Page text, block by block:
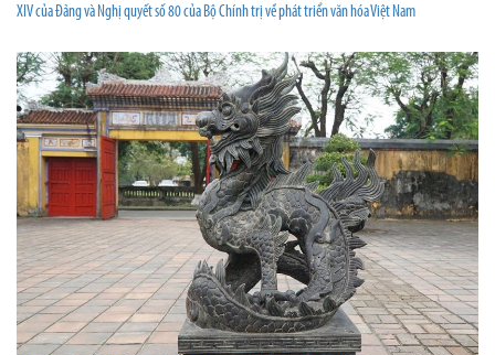
XIV của Đảng và Nghị quyết số 80 của Bộ Chính trị về phát triển văn hóa Việt Nam